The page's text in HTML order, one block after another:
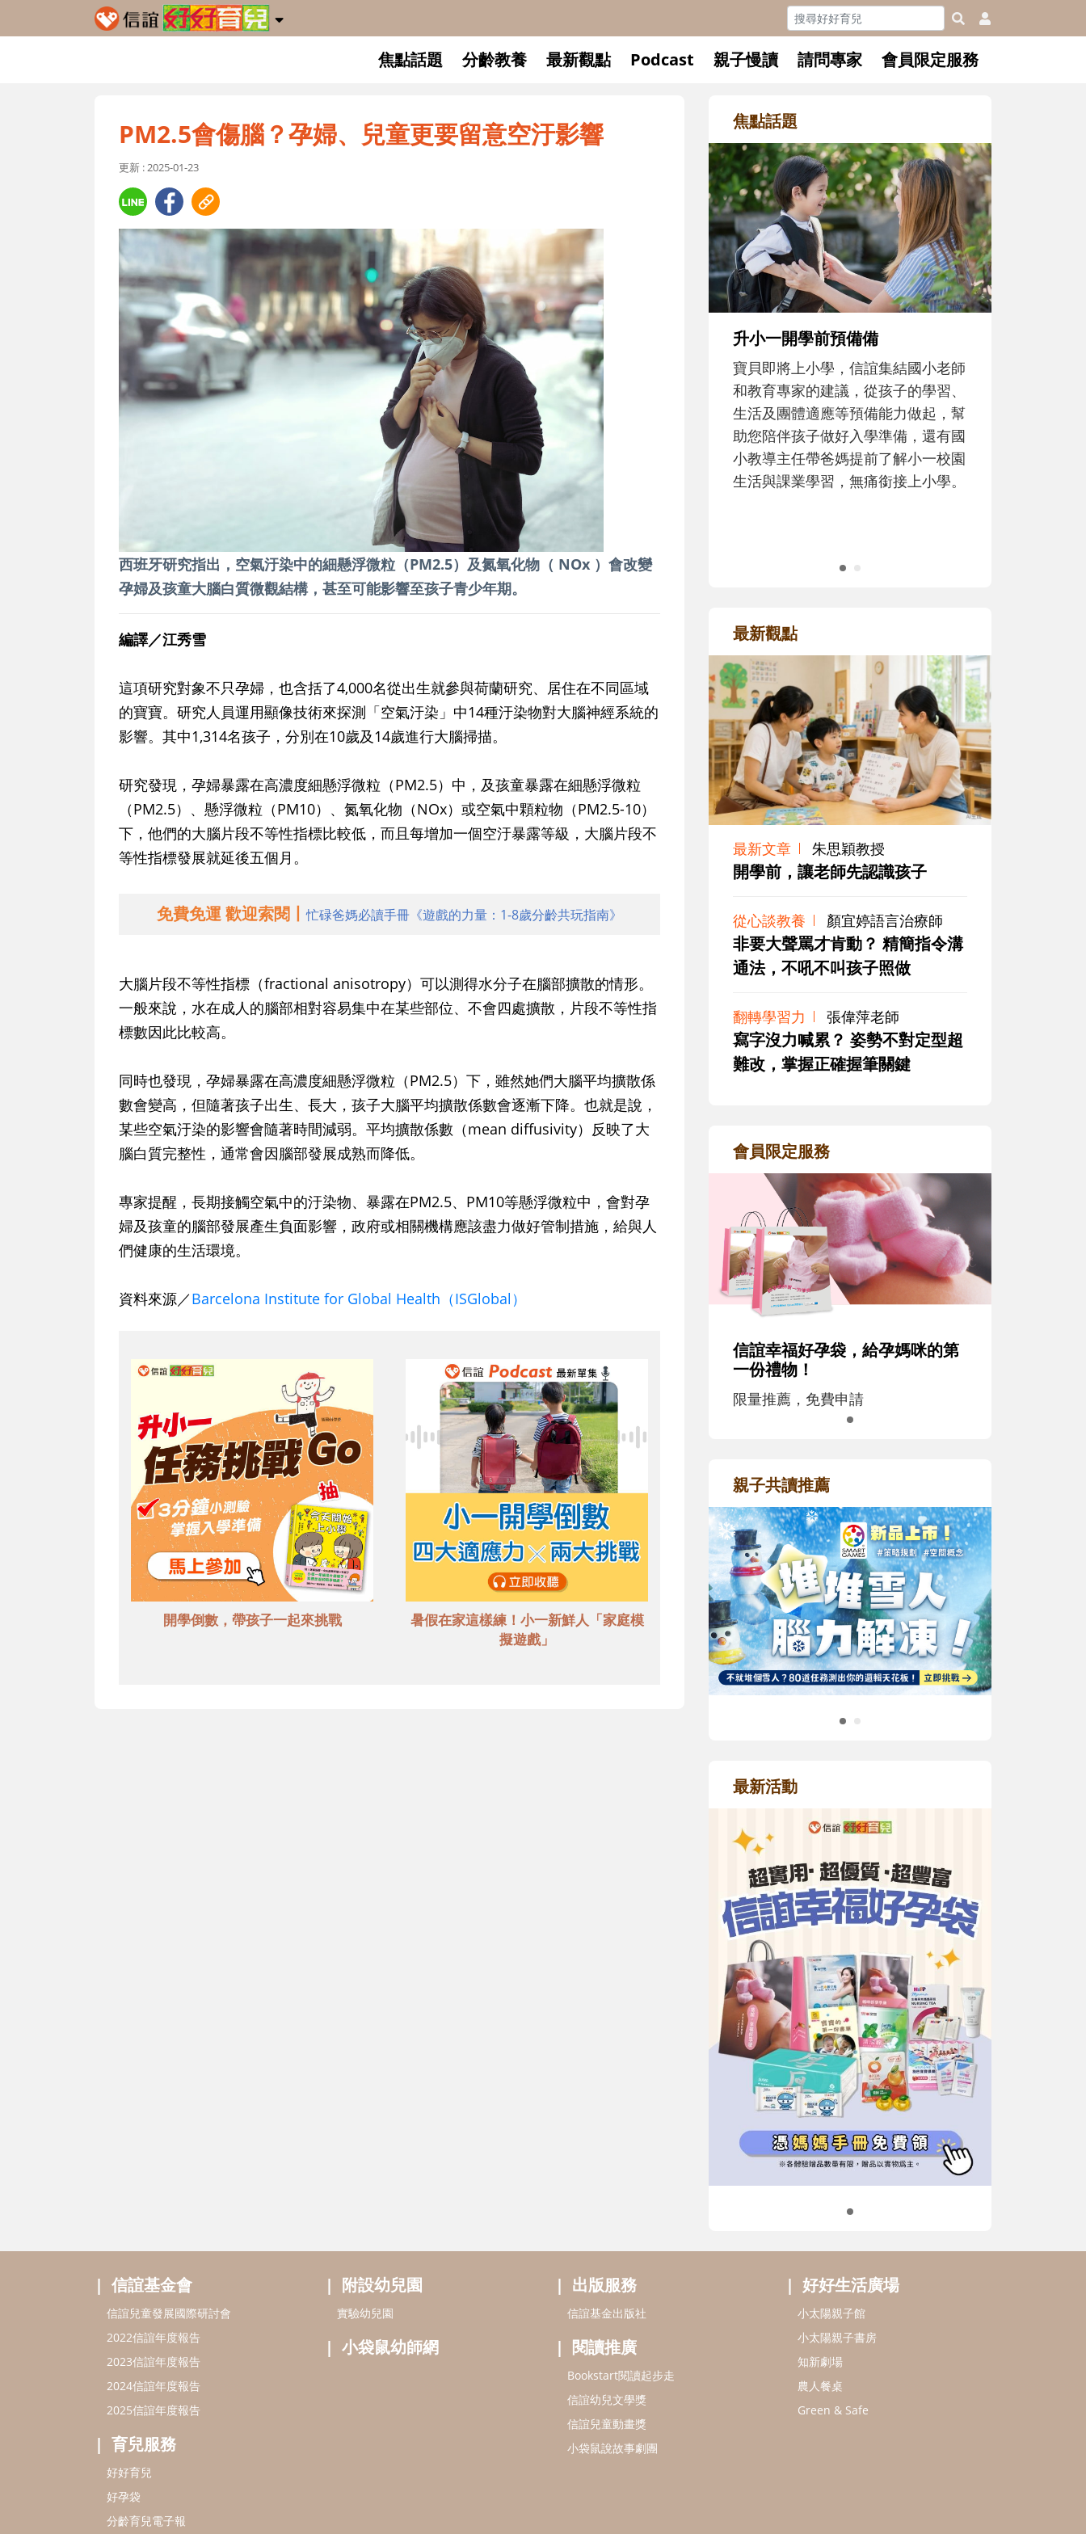
焦點話題 分齡教養 最新觀點 Podcast 親子慢讀 請問專家 會員限定服務
PM2.5會傷腦？孕婦、兒童更要留意空汙影響
更新 : 2025-01-23
西班牙研究指出，空氣汙染中的細懸浮微粒（PM2.5）及氮氧化物（ NOx ）會改變
孕婦及孩童大腦白質微觀結構，甚至可能影響至孩子青少年期。
編譯／江秀雪
這項研究對象不只孕婦，也含括了4,000名從出生就參與荷蘭研究、居住在不同區域
的寶寶。研究人員運用顯像技術來探測「空氣汙染」中14種汙染物對大腦神經系統的
影響。其中1,314名孩子，分別在10歲及14歲進行大腦掃描。
研究發現，孕婦暴露在高濃度細懸浮微粒（PM2.5）中，及孩童暴露在細懸浮微粒
（PM2.5）、懸浮微粒（PM10）、氮氧化物（NOx）或空氣中顆粒物（PM2.5-10）
下，他們的大腦片段不等性指標比較低，而且每增加一個空汙暴露等級，大腦片段不
等性指標發展就延後五個月。
免費免運 歡迎索閱丨忙碌爸媽必讀手冊《遊戲的力量：1-8歲分齡共玩指南》
大腦片段不等性指標（fractional anisotropy）可以測得水分子在腦部擴散的情形。
一般來說，水在成人的腦部相對容易集中在某些部位、不會四處擴散，片段不等性指
標數因此比較高。
同時也發現，孕婦暴露在高濃度細懸浮微粒（PM2.5）下，雖然她們大腦平均擴散係
數會變高，但隨著孩子出生、長大，孩子大腦平均擴散係數會逐漸下降。也就是說，
某些空氣汙染的影響會隨著時間減弱。平均擴散係數（mean diffusivity）反映了大
腦白質完整性，通常會因腦部發展成熟而降低。
專家提醒，長期接觸空氣中的汙染物、暴露在PM2.5、PM10等懸浮微粒中，會對孕
婦及孩童的腦部發展產生負面影響，政府或相關機構應該盡力做好管制措施，給與人
們健康的生活環境。
資料來源／Barcelona Institute for Global Health（ISGlobal）
開學倒數，帶孩子一起來挑戰
暑假在家這樣練！小一新鮮人「家庭模
擬遊戲」
焦點話題
升小一開學前預備備
寶貝即將上小學，信誼集結國小老師
和教育專家的建議，從孩子的學習、
生活及團體適應等預備能力做起，幫
助您陪伴孩子做好入學準備，還有國
小教導主任帶爸媽提前了解小一校園
生活與課業學習，無痛銜接上小學。
和孩子一起長大的那個男人│讀
懂父親的不同模樣
沒有人天生就擅長當爸爸！男人總是
在一次次「前所未有」的體驗中，跟
著孩子一起長大。從給予安全感的肢
體遊戲，到獨立自主、角色認同及解
決問題的能力養成。爸爸正嘗試用不
同的模樣，參與孩子每個重要的成長
歷程。
最新觀點
最新文章 朱思穎教授
開學前，讓老師先認識孩子
從心談教養 顏宜婷語言治療師
非要大聲罵才肯動？ 精簡指令溝
通法，不吼不叫孩子照做
翻轉學習力 張偉萍老師
寫字沒力喊累？ 姿勢不對定型超
難改，掌握正確握筆關鍵
會員限定服務
信誼幸福好孕袋，給孕媽咪的第
一份禮物！
限量推薦，免費申請
親子共讀推薦
最新活動
信誼基金會
信誼兒童發展國際研討會
2022信誼年度報告
2023信誼年度報告
2024信誼年度報告
2025信誼年度報告
育兒服務
好好育兒
好孕袋
分齡育兒電子報
附設幼兒園
實驗幼兒園
小袋鼠幼師網
出版服務
信誼基金出版社
閱讀推廣
Bookstart閱讀起步走
信誼幼兒文學獎
信誼兒童動畫獎
小袋鼠說故事劇團
好好生活廣場
小太陽親子館
小太陽親子書房
知新劇場
農人餐桌
Green & Safe